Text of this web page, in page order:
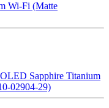
Wi-Fi (Matte
Sapphire Titanium
02904-29)